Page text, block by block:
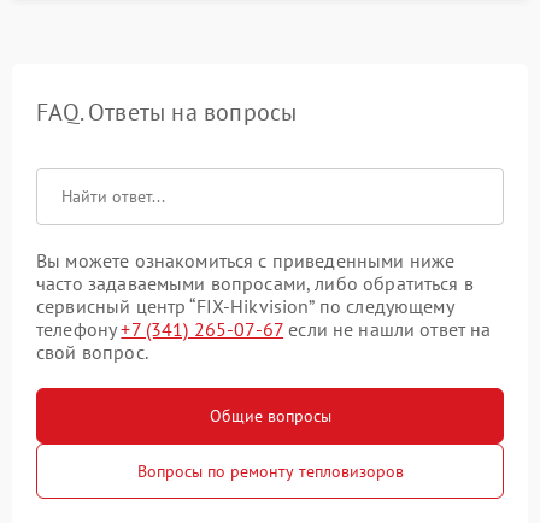
FAQ. Ответы на вопросы
Вы можете ознакомиться с приведенными ниже
часто задаваемыми вопросами, либо обратиться в
сервисный центр “FIX-Hikvision” по следующему
телефону+7 (341) 265-07-67 если не нашли ответ на
свой вопрос.
Общие вопросы
Вопросы по ремонту тепловизоров